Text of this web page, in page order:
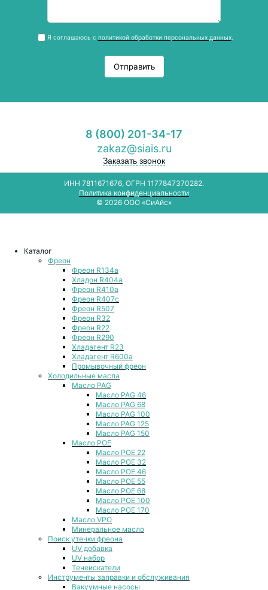
Я соглашаюсь с политикой обработки персональных данных.
Отправить
8 (800) 201-34-17
zakaz@siais.ru
Заказать звонок
ИНН 7811671676, ОГРН 1177847370282.
Политика конфиденциальности
© 2026 ООО «СиАйс»
Каталог
Фреон
Фреон R134a
Хладон R404a
Фреон R410a
Фреон R407с
Фреон R507
Фреон R32
Фреон R22
Фреон R290
Хладагент R23
Хладагент R600a
Промывочный фреон
Холодильные масла
Масло PAG
Масло PAG 46
Масло PAG 68
Масло PAG 100
Масло PAG 125
Масло PAG 150
Масло POE
Масло POE 22
Масло POE 32
Масло POE 46
Масло POE 55
Масло POE 68
Масло POE 100
Масло POE 170
Масло VPO
Минеральное масло
Поиск утечки фреона
UV добавка
UV набор
Течеискатели
Инструменты заправки и обслуживания
Вакуумные насосы